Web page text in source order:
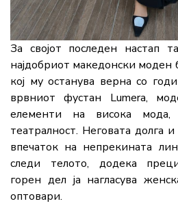
За својот последен настап
најдобриот македонски моден
кој му останува верна со
врвниот фустан Lumera,
елементи на висока
театралност. Неговата долга
впечаток на непрекината
следи телото, додека
горен дел ја нагласува
оптовари.